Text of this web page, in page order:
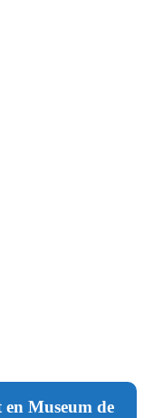
Museum de